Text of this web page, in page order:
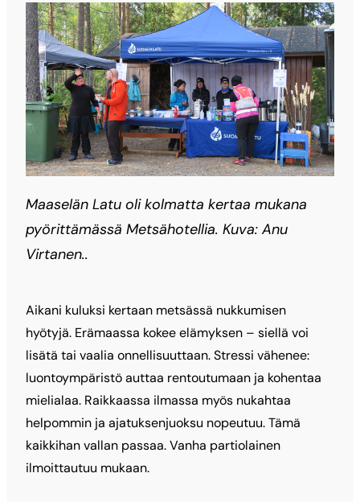
Maaselän Latu oli kolmatta kertaa mukana
pyörittämässä Metsähotellia. Kuva: Anu
Virtanen..
Aikani kuluksi kertaan metsässä nukkumisen
hyötyjä. Erämaassa kokee elämyksen – siellä voi
lisätä tai vaalia onnellisuuttaan. Stressi vähenee:
luontoympäristö auttaa rentoutumaan ja kohentaa
mielialaa. Raikkaassa ilmassa myös nukahtaa
helpommin ja ajatuksenjuoksu nopeutuu. Tämä
kaikkihan vallan passaa. Vanha partiolainen
ilmoittautuu mukaan.